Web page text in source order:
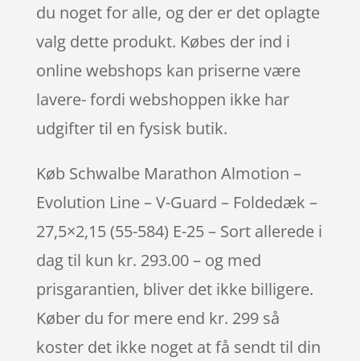
du noget for alle, og der er det oplagte
valg dette produkt. Købes der ind i
online webshops kan priserne være
lavere- fordi webshoppen ikke har
udgifter til en fysisk butik.
Køb Schwalbe Marathon Almotion –
Evolution Line – V-Guard – Foldedæk –
27,5×2,15 (55-584) E-25 – Sort allerede i
dag til kun kr. 293.00 – og med
prisgarantien, bliver det ikke billigere.
Køber du for mere end kr. 299 så
koster det ikke noget at få sendt til din